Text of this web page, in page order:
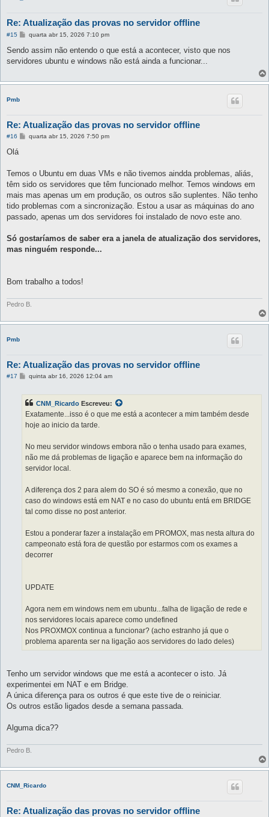
Re: Atualização das provas no servidor offline
#15
M
n
a
m
quarta abr 15, 2026 7:10 pm
Sendo assim não entendo o que está a acontecer, visto que nos
servidores ubuntu e windows não está ainda a funcionar...
Pmb
Re: Atualização das provas no servidor offline
#16
M
g
m
quarta abr 15, 2026 7:50 pm
Olá
Temos o Ubuntu em duas VMs e não tivemos aindda problemas, aliás,
têm sido os servidores que têm funcionado melhor. Temos windows em
mais mas apenas um em produção, os outros são suplentes. Não tenho
tido problemas com a sincronização. Estou a usar as máquinas do ano
passado, apenas um dos servidores foi instalado de novo este ano.
Só gostaríamos de saber era a janela de atualização dos servidores,
mas ninguém responde...
Bom trabalho a todos!
Pedro B.
Pmb
Re: Atualização das provas no servidor offline
#17
M
a
g
e
m
quinta abr 16, 2026 12:04 am
CNM_Ricardo Escreveu:
Exatamente...isso é o que me está a acontecer a mim também desde
hoje ao inicio da tarde.
No meu servidor windows embora não o tenha usado para exames,
não me dá problemas de ligação e aparece bem na informação do
servidor local.
A diferença dos 2 para alem do SO é só mesmo a conexão, que no
caso do windows está em NAT e no caso do ubuntu entá em BRIDGE
tal como disse no post anterior.
Estou a ponderar fazer a instalação em PROMOX, mas nesta altura do
campeonato está fora de questão por estarmos com os exames a
decorrer
UPDATE
Agora nem em windows nem em ubuntu...falha de ligação de rede e
nos servidores locais aparece como undefined
Nos PROXMOX continua a funcionar? (acho estranho já que o
problema aparenta ser na ligação aos servidores do lado deles)
Tenho um servidor windows que me está a acontecer o isto. Já
experimentei em NAT e em Bridge.
A única diferença para os outros é que este tive de o reiniciar.
Os outros estão ligados desde a semana passada.
Alguma dica??
Pedro B.
CNM_Ricardo
Re: Atualização das provas no servidor offline